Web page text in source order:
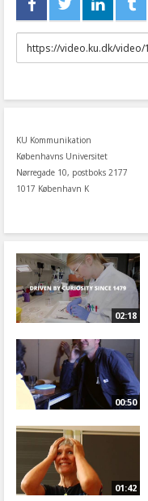
URL
to
KU Kommunikation
Københavns Universitet
Nørregade 10, postboks 2177
1017 København K
02:18
00:50
01:42